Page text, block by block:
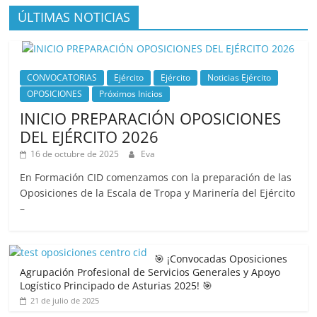
ÚLTIMAS NOTICIAS
CONVOCATORIAS Ejército Ejército
Noticias Ejército
OPOSICIONES
Próximos Inicios
INICIO PREPARACIÓN OPOSICIONES
DEL EJÉRCITO 2026
16 de octubre de 2025 Eva
En Formación CID comenzamos con la preparación de las
Oposiciones de la Escala de Tropa y Marinería del Ejército
–
🎯 ¡Convocadas Oposiciones
Agrupación Profesional de Servicios Generales y Apoyo
Logístico Principado de Asturias 2025! 🎯
21 de julio de 2025